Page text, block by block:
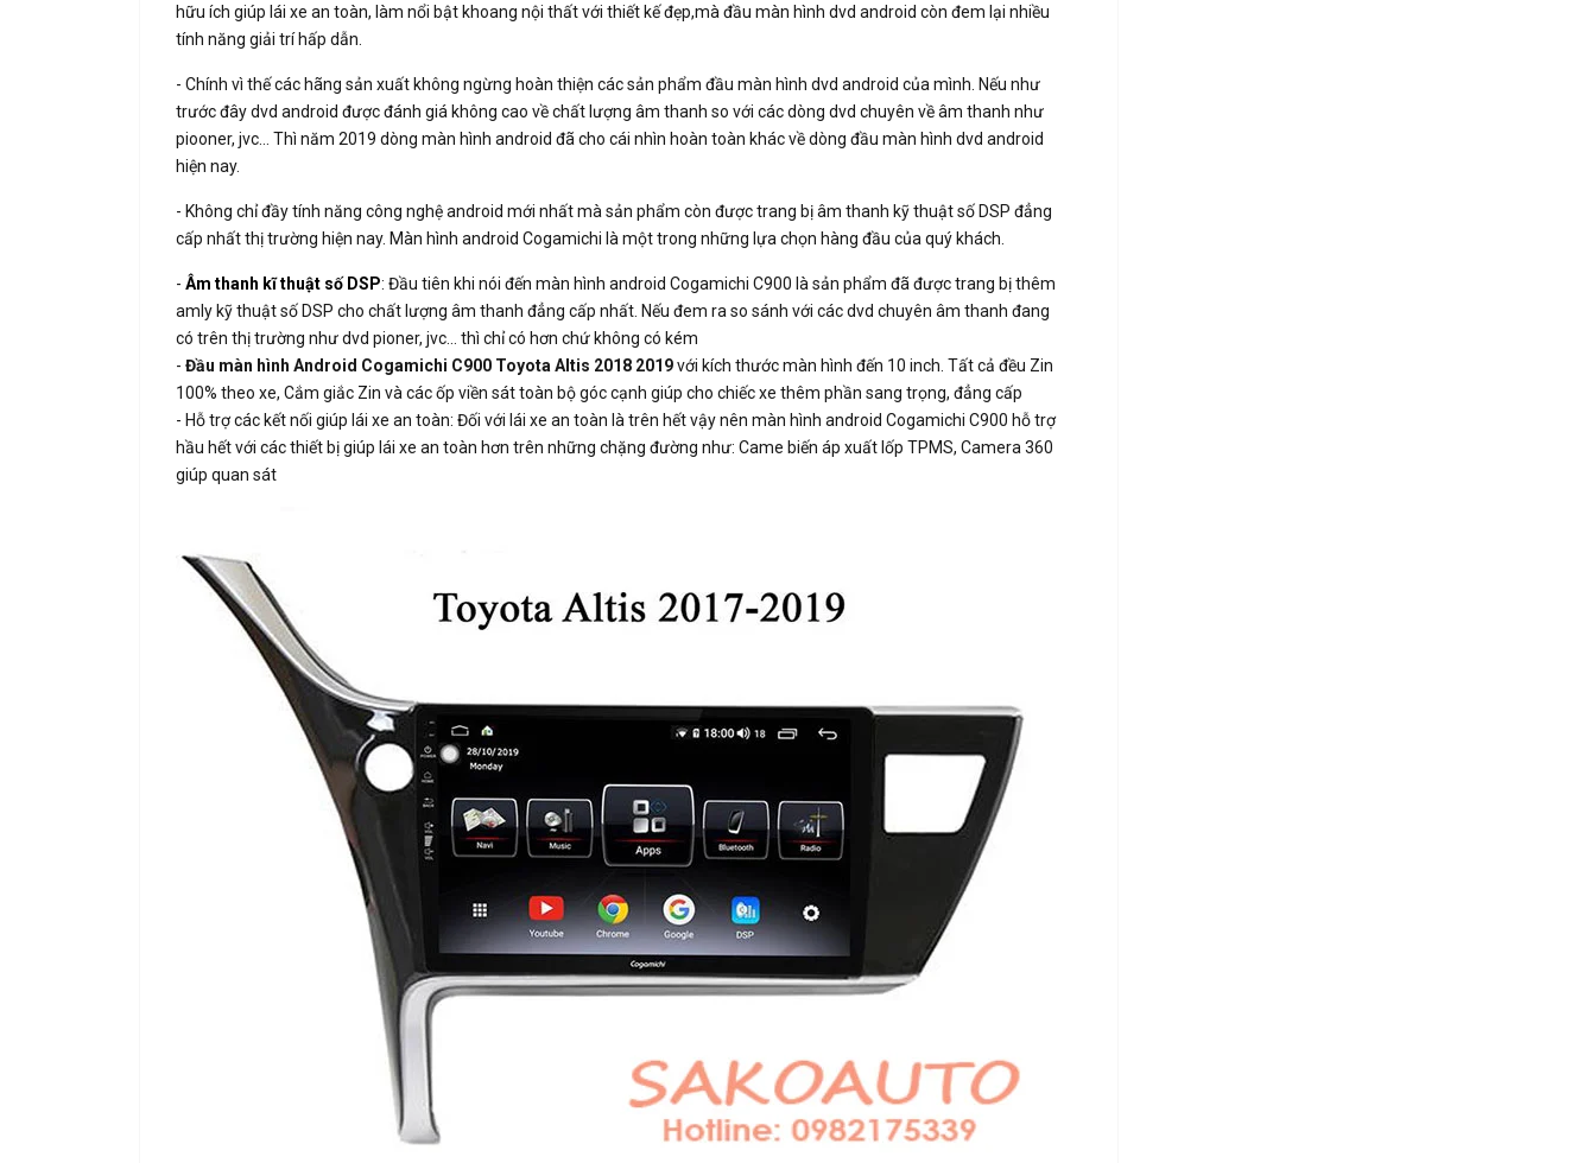
hữu ích giúp lái xe an toàn, làm nổi bật khoang nội thất với thiết kế đẹp,mà đầu màn hình dvd android còn đem lại nhiều
tính năng giải trí hấp dẫn.
- Chính vì thế các hãng sản xuất không ngừng hoàn thiện các sản phẩm đầu màn hình dvd android của mình. Nếu như
trước đây dvd android được đánh giá không cao về chất lượng âm thanh so với các dòng dvd chuyên về âm thanh như
piooner, jvc… Thì năm 2019 dòng màn hình android đã cho cái nhìn hoàn toàn khác về dòng đầu màn hình dvd android
hiện nay.
- Không chỉ đầy tính năng công nghệ android mới nhất mà sản phẩm còn được trang bị âm thanh kỹ thuật số DSP đẳng
cấp nhất thị trường hiện nay. Màn hình android Cogamichi là một trong những lựa chọn hàng đầu của quý khách.
- Âm thanh kĩ thuật số DSP: Đầu tiên khi nói đến màn hình android Cogamichi C900 là sản phẩm đã được trang bị thêm
amly kỹ thuật số DSP cho chất lượng âm thanh đẳng cấp nhất. Nếu đem ra so sánh với các dvd chuyên âm thanh đang
có trên thị trường như dvd pioner, jvc… thì chỉ có hơn chứ không có kém
- Đầu màn hình Android Cogamichi C900 Toyota Altis 2018 2019với kích thước màn hình đến 10 inch. Tất cả đều Zin
100% theo xe, Cắm giắc Zin và các ốp viền sát toàn bộ góc cạnh giúp cho chiếc xe thêm phần sang trọng, đẳng cấp
- Hỗ trợ các kết nối giúp lái xe an toàn: Đối với lái xe an toàn là trên hết vậy nên màn hình android Cogamichi C900 hỗ trợ
hầu hết với các thiết bị giúp lái xe an toàn hơn trên những chặng đường như: Came biến áp xuất lốp TPMS, Camera 360
giúp quan sát